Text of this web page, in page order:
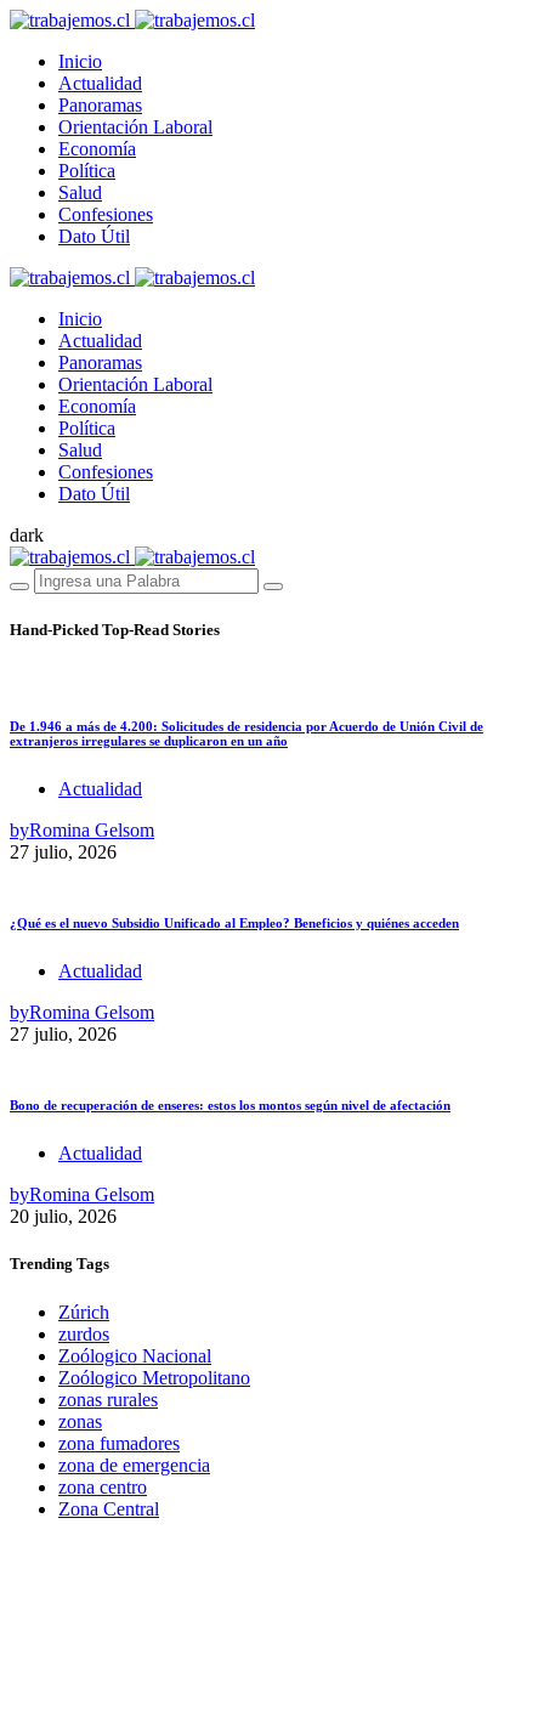
Inicio
Actualidad
Panoramas
Orientación Laboral
Economía
Política
Salud
Confesiones
Dato Útil
Inicio
Actualidad
Panoramas
Orientación Laboral
Economía
Política
Salud
Confesiones
Dato Útil
dark
Hand-Picked Top-Read Stories
De 1.946 a más de 4.200: Solicitudes de residencia por Acuerdo de Unión Civil de
extranjeros irregulares se duplicaron en un año
Actualidad
byRomina Gelsom
27 julio, 2026
¿Qué es el nuevo Subsidio Unificado al Empleo? Beneficios y quiénes acceden
Actualidad
byRomina Gelsom
27 julio, 2026
Bono de recuperación de enseres: estos los montos según nivel de afectación
Actualidad
byRomina Gelsom
20 julio, 2026
Trending Tags
Zúrich
zurdos
Zoólogico Nacional
Zoólogico Metropolitano
zonas rurales
zonas
zona fumadores
zona de emergencia
zona centro
Zona Central